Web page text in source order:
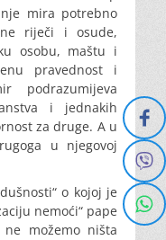
mira potrebno
riječi i osude,
osobu, maštu i
pravednost i
podrazumijeva
i jednakih
za druge. A u
u njegovoj
o kojoj je
nemoći“ pape
ne možemo ništa